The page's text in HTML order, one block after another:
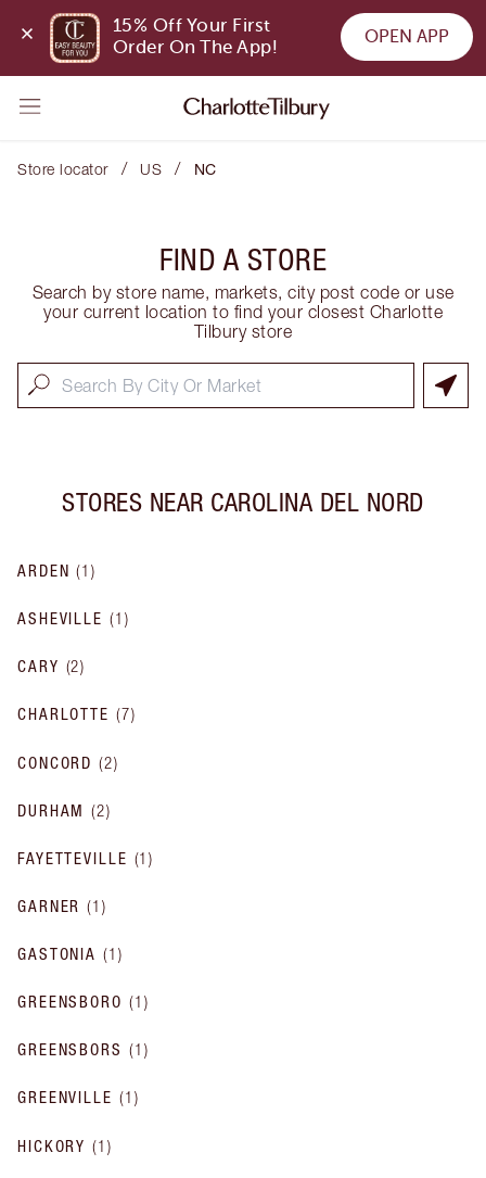
15% Off Your First
Order On The App!
OPEN APP
Store locator / US / NC
FIND A STORE
Search by store name, markets, city post code or use
your current location to find your closest Charlotte
Tilbury store
STORES NEAR CAROLINA DEL NORD
ARDEN (1)
ASHEVILLE (1 )
CARY (2)
CHARLOTTE (7)
CONCORD (2)
DURHAM (2)
FAYETTEVILLE (1)
GARNER (1)
GASTONIA (1 )
GREENSBORO (1 )
GREENSBORS (1 )
GREENVILLE (1 )
HICKORY (1 )